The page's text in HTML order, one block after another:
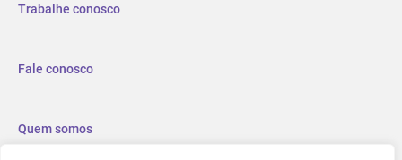
Trabalhe conosco
Fale conosco
Quem somos